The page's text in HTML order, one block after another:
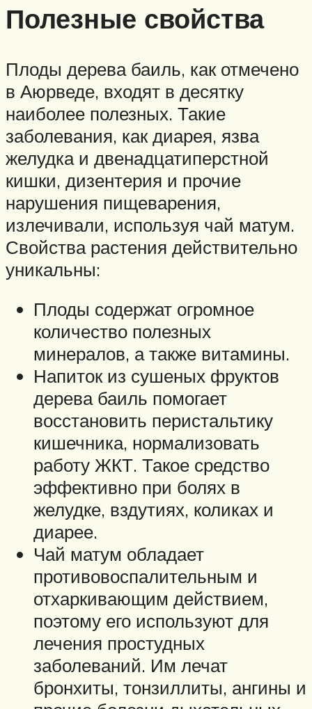
Полезные свойства
Плоды дерева баиль, как отмечено
в Аюрведе, входят в десятку
наиболее полезных. Такие
заболевания, как диарея, язва
желудка и двенадцатиперстной
кишки, дизентерия и прочие
нарушения пищеварения,
излечивали, используя чай матум.
Свойства растения действительно
уникальны:
Плоды содержат огромное
количество полезных
минералов, а также витамины.
Напиток из сушеных фруктов
дерева баиль помогает
восстановить перистальтику
кишечника, нормализовать
работу ЖКТ. Такое средство
эффективно при болях в
желудке, вздутиях, коликах и
диарее.
Чай матум обладает
противовоспалительным и
отхаркивающим действием,
поэтому его используют для
лечения простудных
заболеваний. Им лечат
бронхиты, тонзиллиты, ангины и